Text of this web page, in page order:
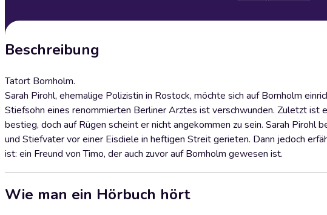
Beschreibung
Tatort Bornholm.
Sarah Pirohl, ehemalige Polizistin in Rostock, möchte sich auf Bornholm
Stiefsohn eines renommierten Berliner Arztes ist verschwunden. Zuletzt ist
bestieg, doch auf Rügen scheint er nicht angekommen zu sein. Sarah Pirohl
und Stiefvater vor einer Eisdiele in heftigen Streit gerieten. Dann jedoch
ist: ein Freund von Timo, der auch zuvor auf Bornholm gewesen ist.
Wie man ein Hörbuch hört